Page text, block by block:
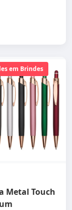
em Brindes
Metal Touch